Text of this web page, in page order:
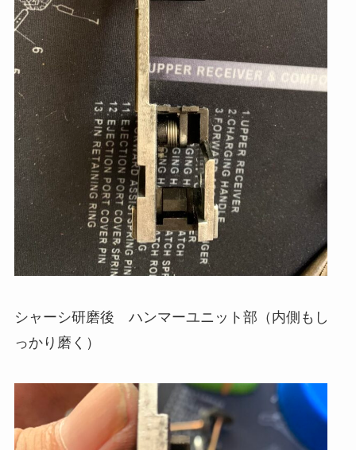
シャーシ研磨後 ハンマーユニット部（内側もし
っかり磨く）